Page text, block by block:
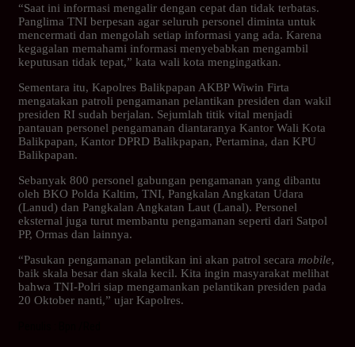
“Saat ini informasi mengalir dengan cepat dan tidak terbatas.
Panglima TNI berpesan agar seluruh personel diminta untuk
mencermati dan mengolah setiap informasi yang ada. Karena
kegagalan memahami informasi menyebabkan mengambil
keputusan tidak tepat,” kata wali kota mengingatkan.
Sementara itu, Kapolres Balikpapan AKBP Wiwin Firta
mengatakan patroli pengamanan pelantikan presiden dan wakil
presiden RI sudah berjalan. Sejumlah titik vital menjadi
pantauan personel pengamanan diantaranya Kantor Wali Kota
Balikpapan, Kantor DPRD Balikpapan, Pertamina, dan KPU
Balikpapan.
Sebanyak 800 personel gabungan pengamanan yang dibantu
oleh BKO Polda Kaltim, TNI, Pangkalan Angkatan Udara
(Lanud) dan Pangkalan Angkatan Laut (Lanal). Personel
eksternal juga turut membantu pengamanan seperti dari Satpol
PP, Ormas dan lainnya.
“Pasukan pengamanan pelantikan ini akan patrol secara mobile,
baik skala besar dan skala kecil. Kita ingin masyarakat melihat
bahwa TNI-Polri siap mengamankan pelantikan presiden pada
20 Oktober nanti,” ujar Kapolres.